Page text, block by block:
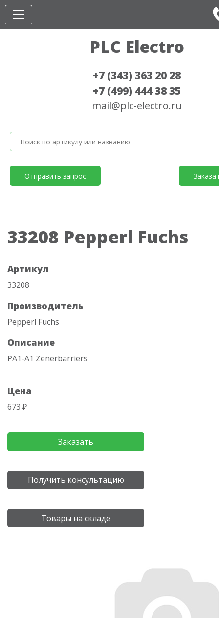
PLC Electro
+7 (343) 363 20 28
+7 (499) 444 38 35
mail@plc-electro.ru
Отправить запрос
33208 Pepperl Fuchs
Артикул
33208
Производитель
Pepperl Fuchs
Описание
PA1-A1 Zenerbarriers
Цена
673 ₽
Заказать
Получить консультацию
Товары на складе